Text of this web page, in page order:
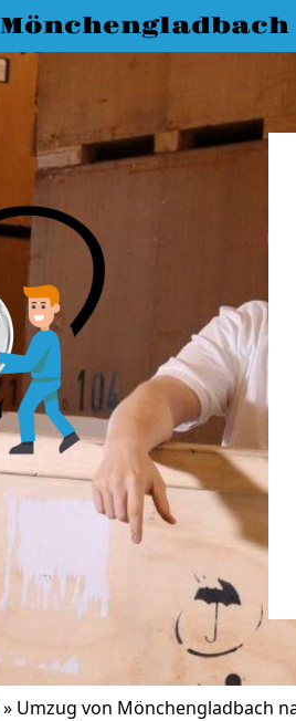
» Umzug von Mönchengladbach